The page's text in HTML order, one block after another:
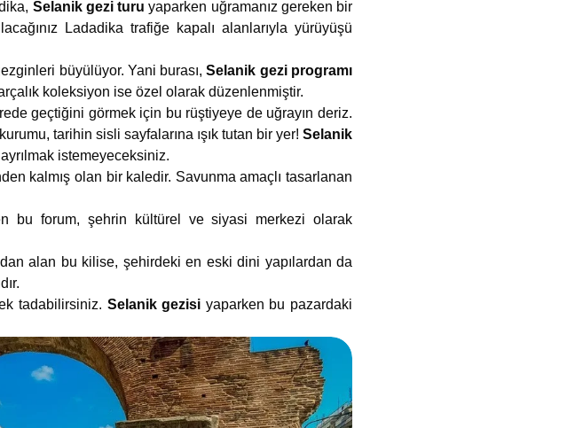
Selanik gezi turuyaparken uğramanız gereken bir
Ladadika trafiğe kapalı alanlarıyla yürüyüşü
büyülüyor. Yani burası,Selanik gezi programı
koleksiyon ise özel olarak düzenlenmiştir.
geçtiğini görmek için bu rüştiyeye de uğrayın deriz.
tarihin sisli sayfalarına ışık tutan bir yer! Selanik
istemeyeceksiniz.
kalmış olan bir kaledir. Savunma amaçlı tasarlanan
bu forum, şehrin kültürel ve siyasi merkezi olarak
alan bu kilise, şehirdeki en eski dini yapılardan da
tadabilirsiniz. Selanik gezisi yaparken bu pazardaki